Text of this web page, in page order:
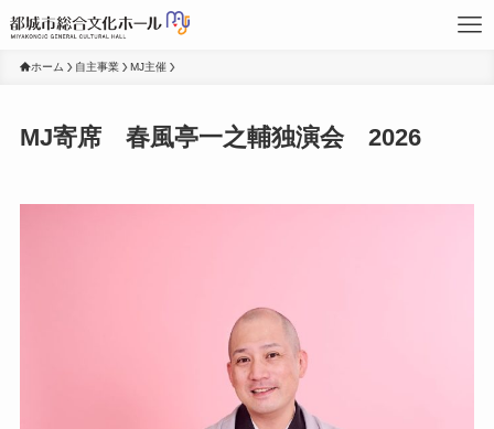
ホーム 自主事業 MJ主催
MJ寄席 春風亭一之輔独演会 2026